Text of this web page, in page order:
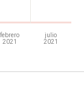
febrero
2021
julio
2021